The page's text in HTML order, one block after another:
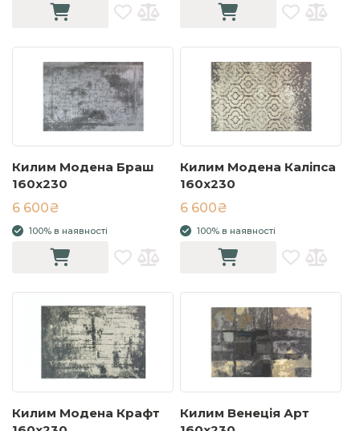
Килим Модена Браш
160x230
6 600₴
100% в наявності
Килим Модена Каліпса
160x230
6 600₴
100% в наявності
Килим Модена Крафт
Килим Венеція Арт